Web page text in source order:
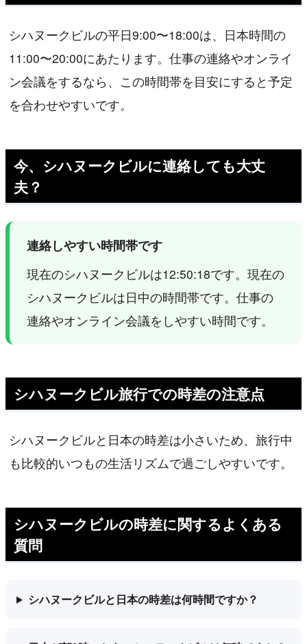
シハヌークビルの平日9:00〜18:00は、日本時間の
11:00〜20:00にあたります。仕事の連絡やオンライ
ン会議をするなら、この時間帯を目安にすると予定
を合わせやすいです。
今、シハヌークビルに連絡しても大丈
夫？
連絡しやすい時間帯です
現在のシハヌークビルは12:50:18です。現在の
シハヌークビルは日中の時間帯です。仕事の
連絡やオンライン会議をしやすい時間です。
シハヌークビル旅行での時差の注意点
シハヌークビルと日本の時差は小さいため、旅行中
も比較的いつもの生活リズムで過ごしやすいです。
シハヌークビルの時差に関するよくある
質問
シハヌークビルと日本の時差は何時間ですか？